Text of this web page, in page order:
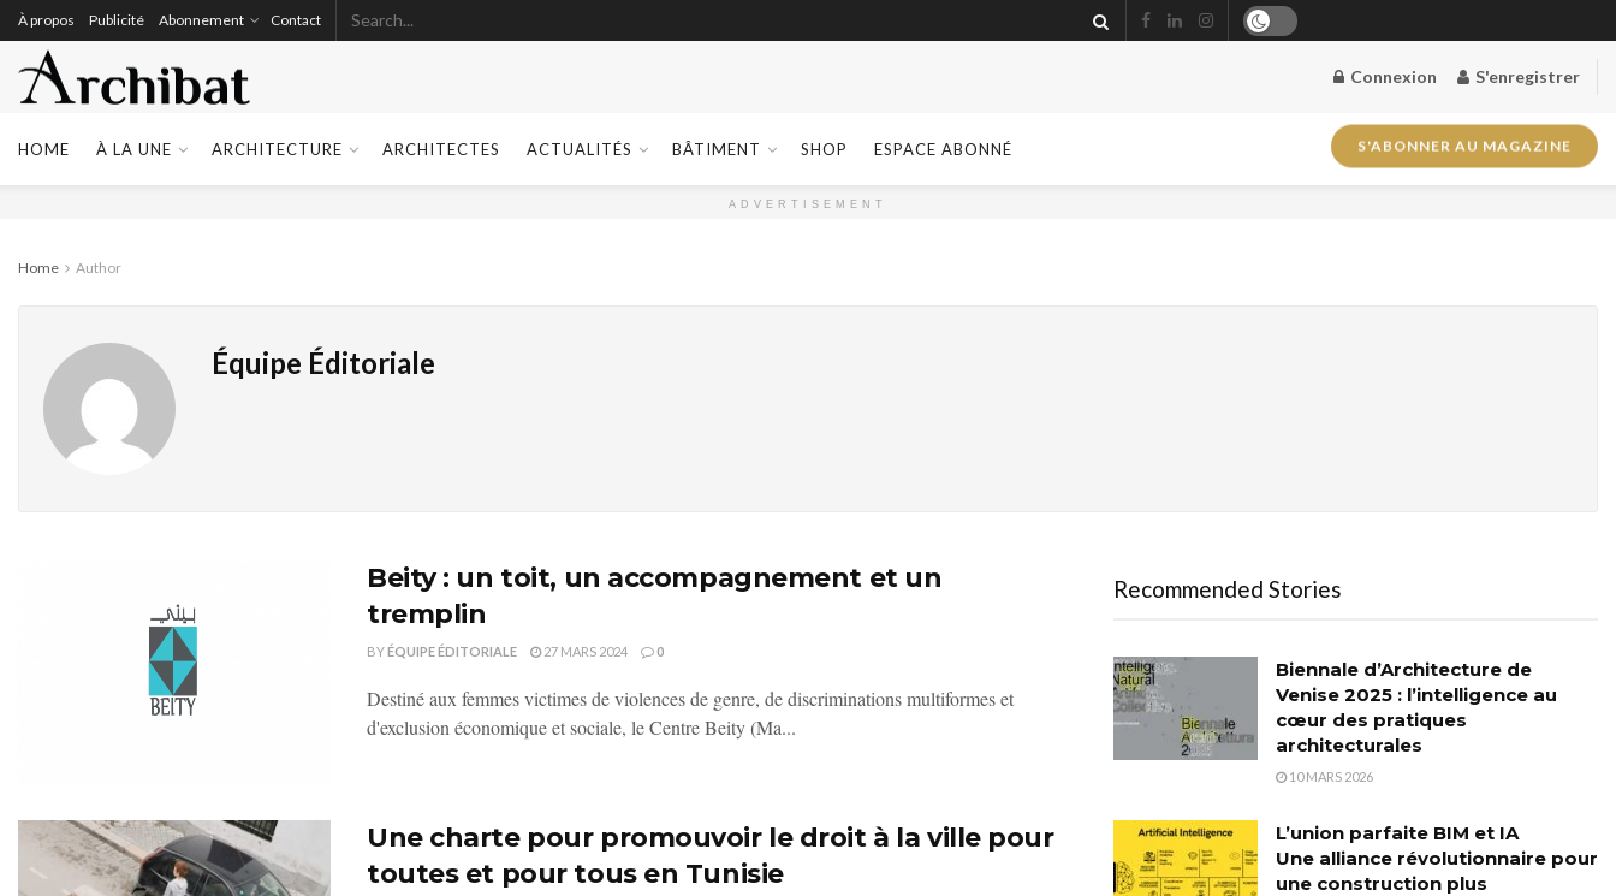
À propos Publicité Abonnement Contact
Connexion S'enregistrer
HOME À LA UNE ARCHITECTURE ARCHITECTES ACTUALITÉS BÂTIMENT SHOP ESPACE ABONNÉ S'ABONNER AU MAGAZINE
ADVERTISEMENT
Home Author
Équipe Éditoriale
Beity : un toit, un accompagnement et un
tremplin
BYÉQUIPE ÉDITORIALE 27 MARS 2024 0
Destiné aux femmes victimes de violences de genre, de discriminations multiformes et
d'exclusion économique et sociale, le Centre Beity (Ma...
Une charte pour promouvoir le droit à la ville pour
toutes et pour tous en Tunisie
Recommended Stories
Biennale d’Architecture de
Venise 2025 : l’intelligence au
cœur des pratiques
architecturales
10 MARS 2026
L’union parfaite BIM et IA
Une alliance révolutionnaire pour
une construction plus